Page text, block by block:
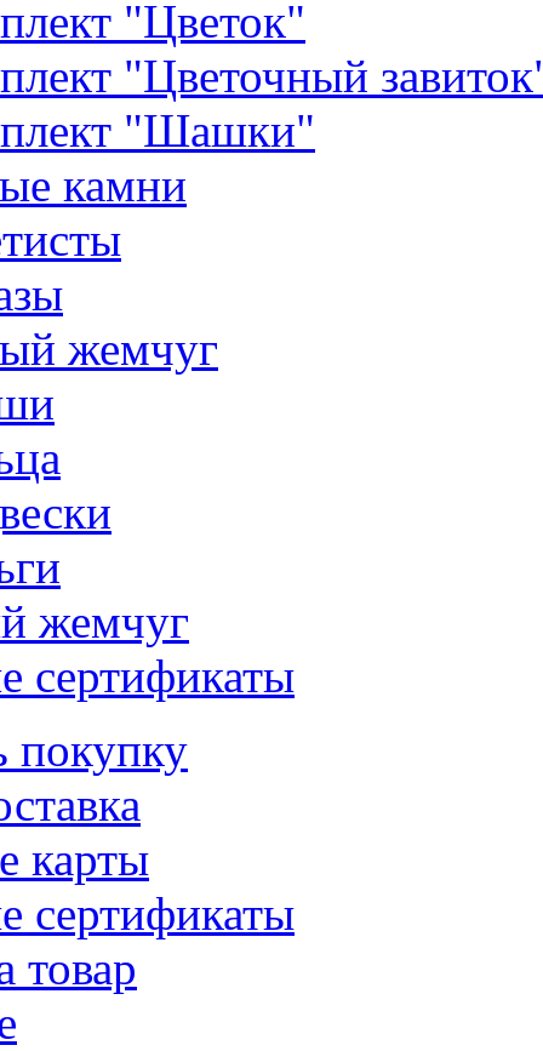
"Цветок"
"Цветочный
"Шашки"
камни
жемчуг
жемчуг
сертификаты
покупку
карты
сертификаты
товар